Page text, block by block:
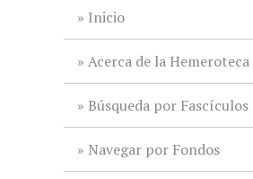
Inicio
Acerca de la Hemeroteca
Búsqueda por Fascículos
Navegar por Fondos